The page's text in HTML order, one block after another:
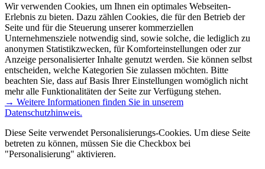
Wir verwenden Cookies, um Ihnen ein optimales Webseiten-
Erlebnis zu bieten. Dazu zählen Cookies, die für den Betrieb der
Seite und für die Steuerung unserer kommerziellen
Unternehmensziele notwendig sind, sowie solche, die lediglich zu
anonymen Statistikzwecken, für Komforteinstellungen oder zur
Anzeige personalisierter Inhalte genutzt werden. Sie können selbst
entscheiden, welche Kategorien Sie zulassen möchten. Bitte
beachten Sie, dass auf Basis Ihrer Einstellungen womöglich nicht
mehr alle Funktionalitäten der Seite zur Verfügung stehen.
→ Weitere Informationen finden Sie in unserem
Datenschutzhinweis.
Diese Seite verwendet Personalisierungs-Cookies. Um diese Seite
betreten zu können, müssen Sie die Checkbox bei
"Personalisierung" aktivieren.